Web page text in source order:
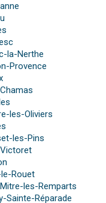
la-Nerthe
Provence
les-Oliviers
les-Pins
Rouet
les-Remparts
Sainte-Réparade